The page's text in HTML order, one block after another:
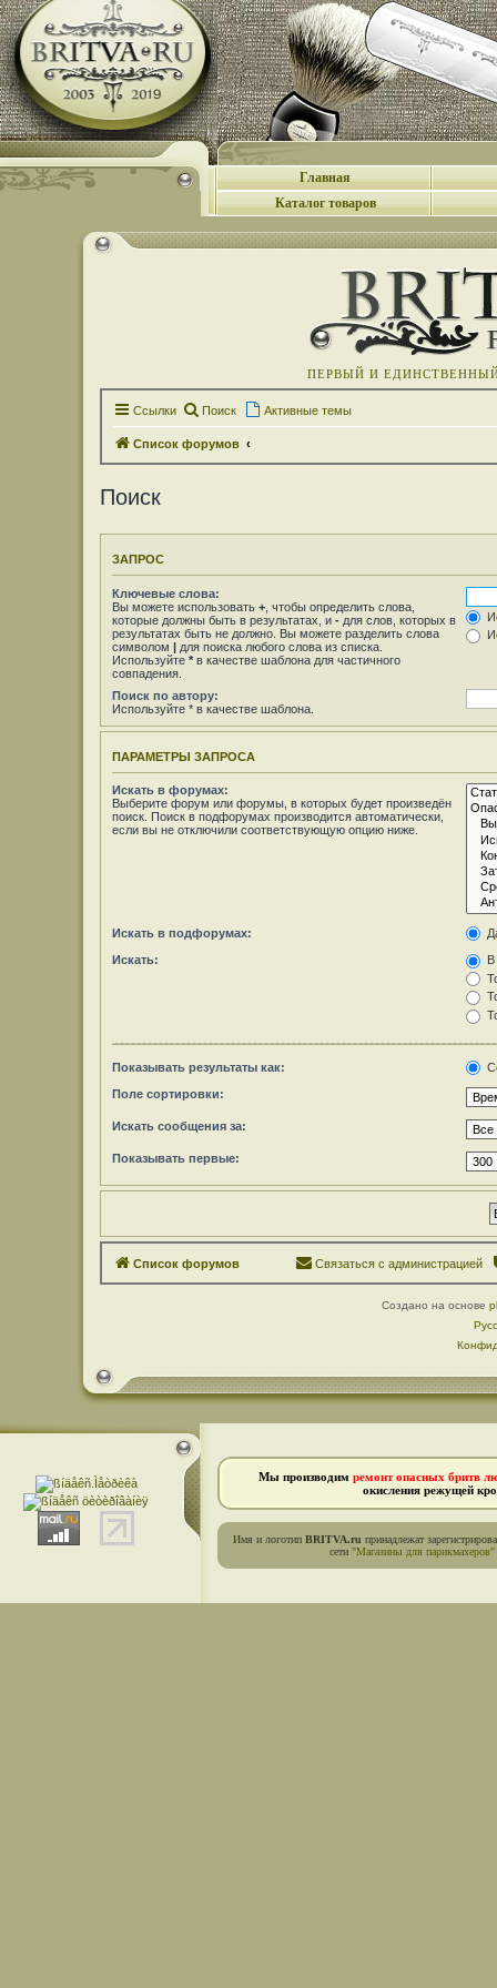
Главная
Каталог товаров
ПЕРВЫЙ И
Ссылки Поиск Активные темы
Список форумов
Поиск
ЗАПРОС
Ключевые слова:
Вы можете использовать + , чтобы определить слова,
которые должны быть в результатах, и - для слов, которых в
результатах быть не должно. Вы можете разделить слова
символом | для поиска любого слова из списка.
Используйте * в качестве шаблона для частичного
совпадения.
Поиск по автору:
Используйте * в качестве шаблона.
ПАРАМЕТРЫ ЗАПРОСА
Искать в форумах:
Выберите форум или форумы, в которых будет произведён
поиск. Поиск в подфорумах производится автоматически,
если вы не отключили соответствующую опцию ниже.
Искать в подфорумах:
Искать:
В
Показывать результаты как:
Поле сортировки:
Искать сообщения за:
Показывать первые:
Список форумов Связаться с администрацией
Создано на основе
Мы производим ремонт опасных бритв
окисления режущей
Имя и логотип BRITVA.ru принадлежат
сети "Магазины для парикмахеров"